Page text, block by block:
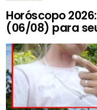
Horóscopo
(06/08) para